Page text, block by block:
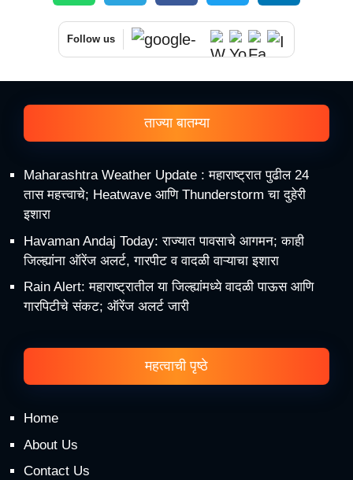
Follow us
ताज्या बातम्या
Maharashtra Weather Update : महाराष्ट्रात पुढील 24
तास महत्त्वाचे; Heatwave आणि Thunderstorm चा दुहेरी
इशारा
Havaman Andaj Today: राज्यात पावसाचे आगमन; काही
जिल्ह्यांना ऑरेंज अलर्ट, गारपीट व वादळी वाऱ्याचा इशारा
Rain Alert: महाराष्ट्रातील या जिल्ह्यांमध्ये वादळी पाऊस आणि
गारपिटीचे संकट; ऑरेंज अलर्ट जारी
महत्वाची पृष्ठे
Home
About Us
Contact Us